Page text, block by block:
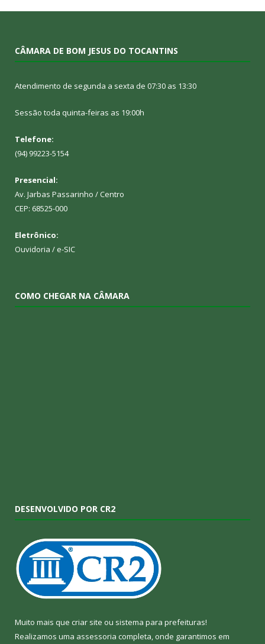
CÂMARA DE BOM JESUS DO TOCANTINS
Atendimento de segunda a sexta de 07:30 as 13:30
Sessão toda quinta-feiras as 19:00h
Telefone:
(94) 99223-5154
Presencial:
Av. Jarbas Passarinho / Centro
CEP: 68525-000
Eletrônico:
Ouvidoria / e-SIC
COMO CHEGAR NA CÂMARA
DESENVOLVIDO POR CR2
Muito mais que criar site ou sistema para prefeituras!
Realizamos uma assessoria completa, onde garantimos em